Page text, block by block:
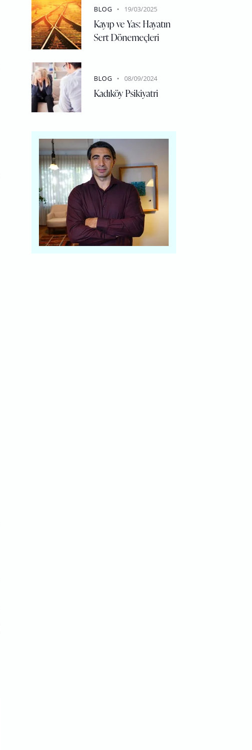
BLOG 19/03/2025
Kayıp ve Yas: Hayatın
Sert Dönemeçleri
BLOG 08/09/2024
Kadıköy Psikiyatri